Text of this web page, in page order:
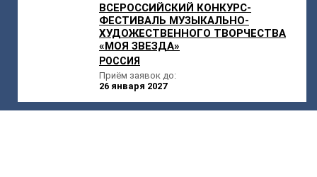
ВСЕРОССИЙСКИЙ КОНКУРС-
ФЕСТИВАЛЬ МУЗЫКАЛЬНО-
ХУДОЖЕСТВЕННОГО ТВОРЧЕСТВА
«МОЯ ЗВЕЗДА»
РОССИЯ
Приём заявок до:
26 января 2027